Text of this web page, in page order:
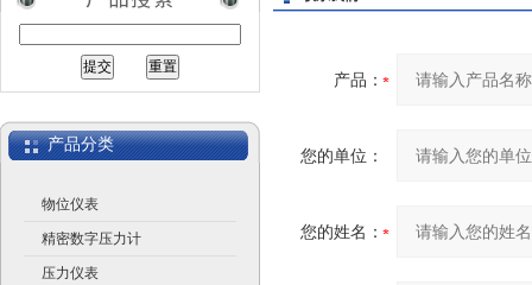
产品分类
物位仪表
精密数字压力计
压力仪表
产品：
您的单位：
您的姓名：